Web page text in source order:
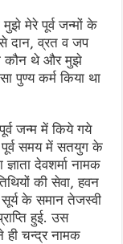
मेरे पूर्व जन्मों के
दान, व्रत व जप
कौन थे और मुझे
पुण्य कर्म किया था
जन्म में किये गये
पूर्व समय में सतयुग के
देवशर्मा नामक
की सेवा, हवन
के समान तेजस्वी
हुई. उस
ही चन्द्र नामक